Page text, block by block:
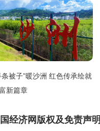
条被子”暖沙洲 红色传承绘就
新篇章
经济网版权及免责声明